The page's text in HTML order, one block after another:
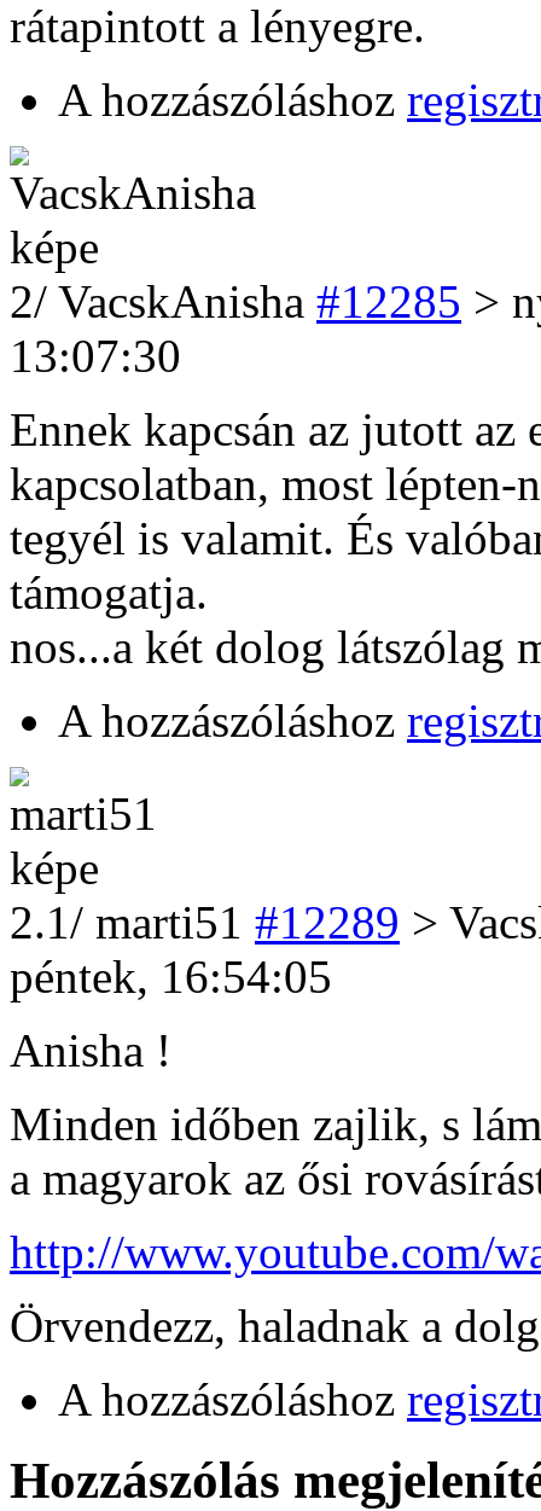
rátapintott a lényegre.
A hozzászóláshoz
2/ VacskAnisha #12285 >
13:07:30
Ennek kapcsán az jutott az
kapcsolatban, most
tegyél is valamit. És
támogatja.
nos...a két dolog látszólag
A hozzászóláshoz
2.1/ marti51 #12289 >
péntek, 16:54:05
Anisha !
Minden időben zajlik, s
a magyarok az ősi
http://www.youtube.com/
Örvendezz, haladnak a
A hozzászóláshoz
Hozzászólás